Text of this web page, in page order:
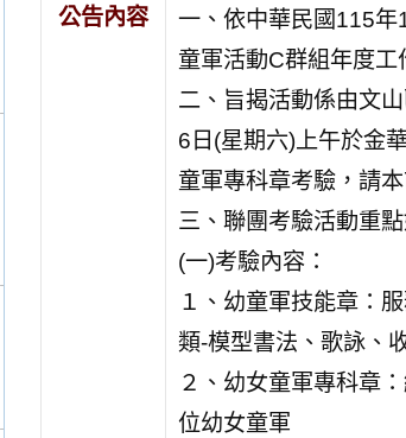
公告內容
一、依中華民國115
童軍活動C群組年度工
二、旨揭活動係由文
6日(星期六)上午於金
童軍專科章考驗，請
三、聯團考驗活動重點
(一)考驗內容：
１、幼童軍技能章：
類-模型書法、歌詠、
２、幼女童軍專科章
位幼女童軍